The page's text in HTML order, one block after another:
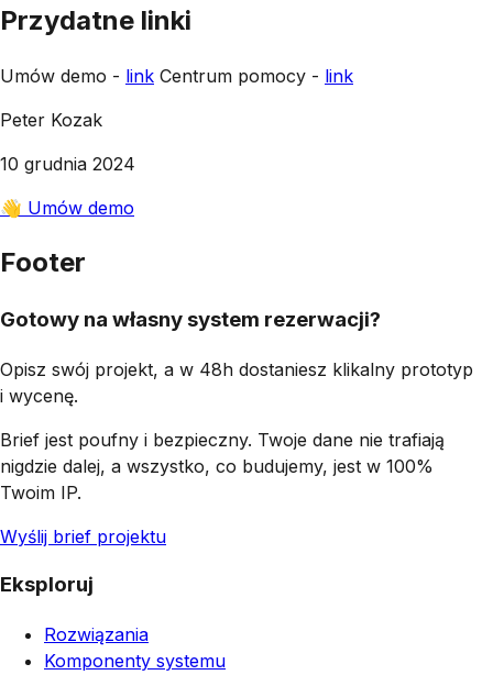
Przydatne linki
Umów demo - link Centrum pomocy - link
Peter Kozak
10 grudnia 2024
👋 Umów demo
Footer
Gotowy na własny system rezerwacji?
Opisz swój projekt, a w 48h dostaniesz klikalny prototyp
i wycenę.
Brief jest poufny i bezpieczny. Twoje dane nie trafiają
nigdzie dalej, a wszystko, co budujemy, jest w 100%
Twoim IP.
Wyślij brief projektu
Eksploruj
Rozwiązania
Komponenty systemu